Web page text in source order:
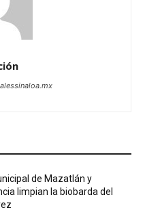
de Mazatlán y
limpian la biobarda del